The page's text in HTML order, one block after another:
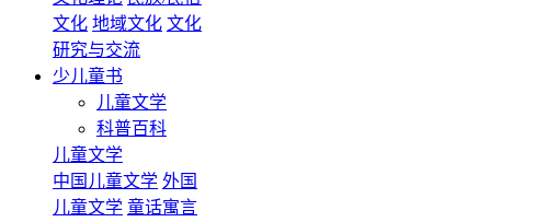
文化 地域文化 文化
研究与交流
少儿童书
儿童文学
科普百科
儿童文学
中国儿童文学 外国
儿童文学 童话寓言